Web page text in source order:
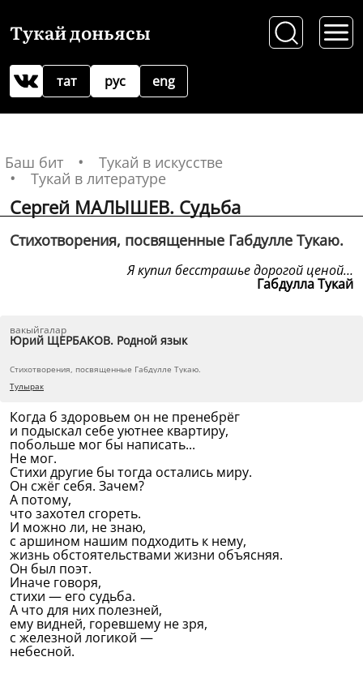
Тукай доньясы
рус
тат eng
Баш бит
Тукай в искусстве
Тукай в литературе
Сергей МАЛЫШЕВ. Судьба
Стихотворения, посвященные Габдулле Тукаю.
Я купил бесстрашье дорогой ценой…
Габдулла Тукай
вакыйгалар
Юрий ЩЕРБАКОВ. Родной язык
Стихотворения, посвященные Габдулле Тукаю.
Тулырак
Когда б здоровьем он не пренебрёг
и подыскал себе уютнее квартиру,
побольше мог бы написать...
Не мог.
Стихи другие бы тогда остались миру.
Он сжёг себя. Зачем?
А потому,
что захотел сгореть.
И можно ли, не знаю,
с аршином нашим подходить к нему,
жизнь обстоятельствами жизни объясняя.
Он был поэт.
Иначе говоря,
стихи — его судьба.
А что для них полезней,
ему видней, горевшему не зря,
с железной логикой —
небесной.